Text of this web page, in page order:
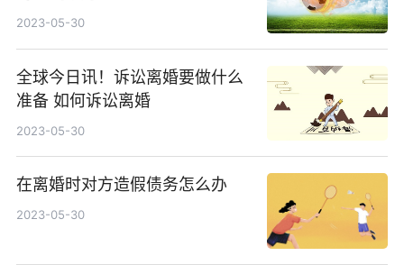
2023-05-30
全球今日讯！诉讼离婚要做什么
准备 如何诉讼离婚
2023-05-30
在离婚时对方造假债务怎么办
2023-05-30